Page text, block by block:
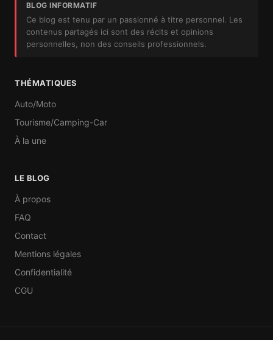
BLOG INFORMATIF
Ce blog est tenu par un passionné à titre personnel. Les
contenus partagés ici sont des récits et opinions
personnelles, non des conseils professionnels.
THÉMATIQUES
Auto/Moto
Tourisme/Camping-Car
À la une
LE BLOG
À propos
FAQ
Contact
Mentions légales
Confidentialité
CGU